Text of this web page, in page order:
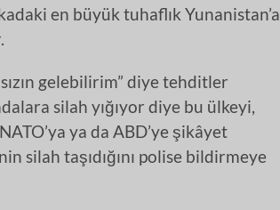
en büyük tuhaflık Yunanistan’a
gelebilirim” diye tehditler
silah yığıyor diye bu ülkeyi,
ya da ABD’ye şikâyet
silah taşıdığını polise bildirmeye